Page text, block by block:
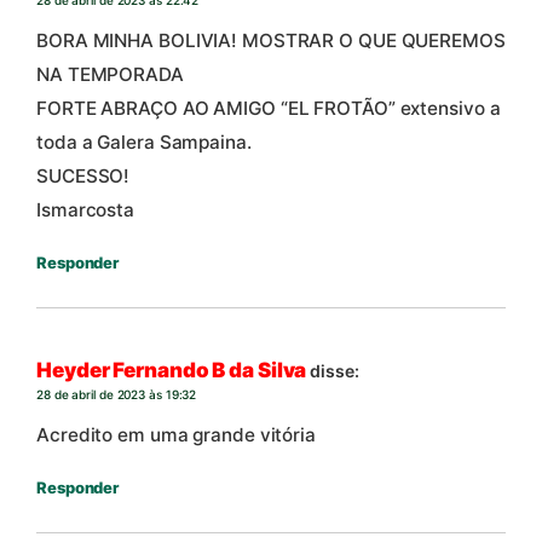
BORA MINHA BOLIVIA! MOSTRAR O QUE QUEREMOS
NA TEMPORADA
FORTE ABRAÇO AO AMIGO “EL FROTÃO” extensivo a
toda a Galera Sampaina.
SUCESSO!
Ismarcosta
Responder
Heyder Fernando B da Silvadisse:
28 de abril de 2023 às 19:32
Acredito em uma grande vitória
Responder